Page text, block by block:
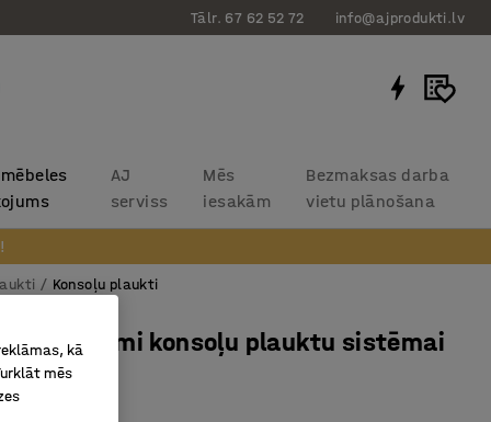
Tālr. 67 62 52 72 info@ajprodukti.lv
AJ
serviss
Mēs
iesakām
Bezmaksas darba
vietu plānošana
Konsoļu plaukti
konsoļu plauktu sistēmai
kā
mēs